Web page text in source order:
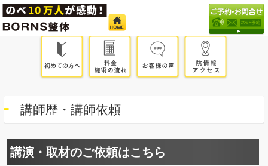
講師歴・講師依頼
講演・取材のご依頼はこちら